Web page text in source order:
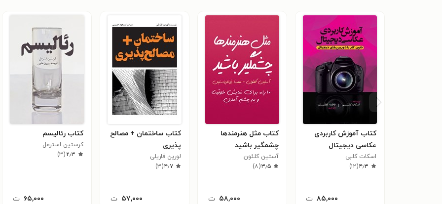
کتاب ‌‫آموزش کاربردی
عکاسی دیجیتال
اسکات کلبی
۴٫۳(۱۲)
۸۵,۰۰۰ ت
کتاب مثل هنرمندها
چشمگیر باشید
آستین کلئون
۳٫۵(۸)
۵۸,۰۰۰ ت
کتاب ساختمان + مصالح
پذیری
لورین فاریلی
۴٫۷(۳)
۵۷,۰۰۰ ت
کتاب ‌‫رئالیسم
کرستین استرمل‮‌‫
۲٫۳(۳)
۶۵,۰۰۰ ت